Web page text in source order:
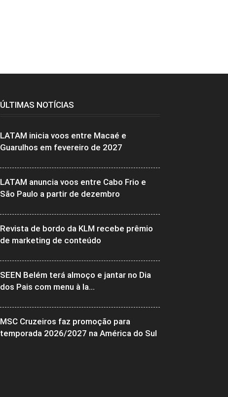
ÚLTIMAS NOTÍCIAS
LATAM inicia voos entre Macaé e
Guarulhos em fevereiro de 2027
LATAM anuncia voos entre Cabo Frio e
São Paulo a partir de dezembro
Revista de bordo da KLM recebe prêmio
de marketing de conteúdo
SEEN Belém terá almoço e jantar no Dia
dos Pais com menu à la...
MSC Cruzeiros faz promoção para
temporada 2026/2027 na América do Sul